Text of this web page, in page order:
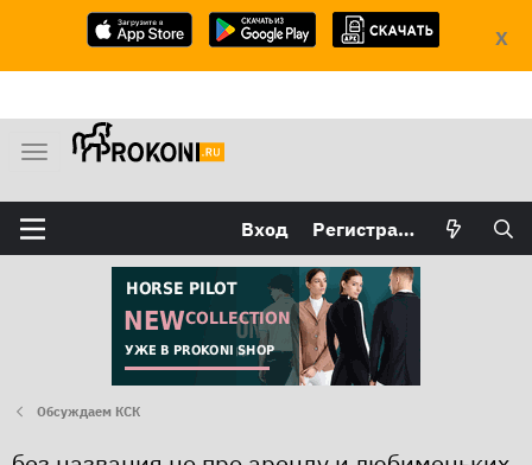
X
М
н
ю
Вход Регистрация
Обсуждаем КСК